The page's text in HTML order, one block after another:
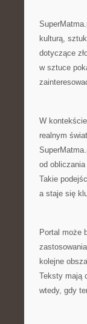
kulturą,
dotyczące
w sztuce
W
realnym
od
Takie
a staje się
Portal może
kolejne
Teksty mają
wtedy, gdy